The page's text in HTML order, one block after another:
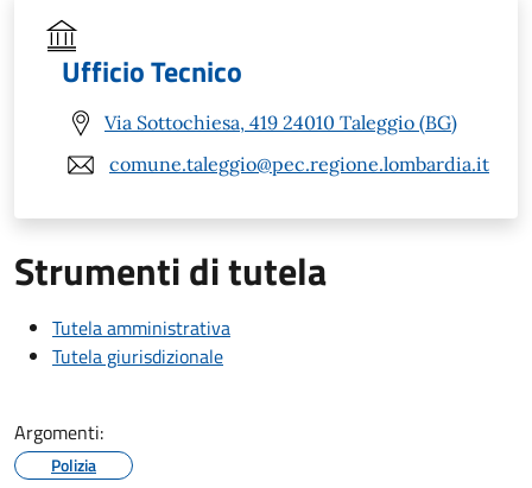
Ufficio Tecnico
Via Sottochiesa, 419 24010 Taleggio (BG)
comune.taleggio@pec.regione.lombardia.it
Strumenti di tutela
Tutela amministrativa
Tutela giurisdizionale
Argomenti:
Polizia